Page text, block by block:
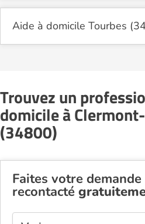
Aide à domicile Tourbes
Trouvez un
domicile à
(34800)
Faites votre
recontacté